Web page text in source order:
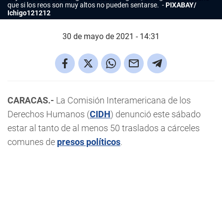
que si los reos son muy altos no pueden sentarse.
PIXABAY/
Ichigo121212
30 de mayo de 2021 - 14:31
CARACAS.- La Comisión Interamericana de los
Derechos Humanos (CIDH) denunció este sábado
estar al tanto de al menos 50 traslados a cárceles
comunes de presos políticos.